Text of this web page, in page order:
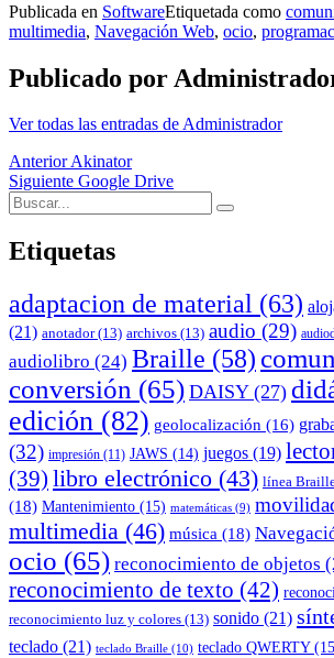
Publicada en SoftwareEtiquetada como
multimedia, Navegación Web, ocio,
Publicado por
Ver todas las entradas de Administrador
Navegación
de
AnteriorAkinator
Siguiente Google Drive
Buscar:
Buscar
Etiquetas
adaptacion de material (63)
(21) anotador(13) archivos (13) audio (29)
audiolibro (24) Braille (58)
conversión (65) DAISY(27)
edición (82) geolocalización (16)
(32) impresión (11) JAWS (14) juegos (19)
(39) libro electrónico (43) línea
(18) Mantenimiento (15) matemáticas (9)
multimedia (46) música (18)
ocio (65) reconocimiento de objetos
reconocimiento de texto (42)
reconocimiento luz y colores (13) sonido (21)
teclado (21) teclado Braille (10) teclado QWERTY